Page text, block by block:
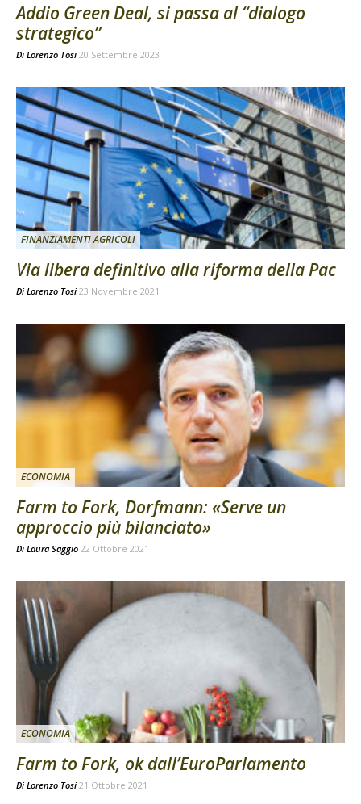
Addio Green Deal, si passa al “dialogo
strategico”
Di Lorenzo Tosi 20 Settembre 2023
FINANZIAMENTI AGRICOLI
Via libera definitivo alla riforma della Pac
Di Lorenzo Tosi 23 Novembre 2021
ECONOMIA
Farm to Fork, Dorfmann: «Serve un
approccio più bilanciato»
Di Laura Saggio 22 Ottobre 2021
ECONOMIA
Farm to Fork, ok dall’EuroParlamento
Di Lorenzo Tosi 21 Ottobre 2021